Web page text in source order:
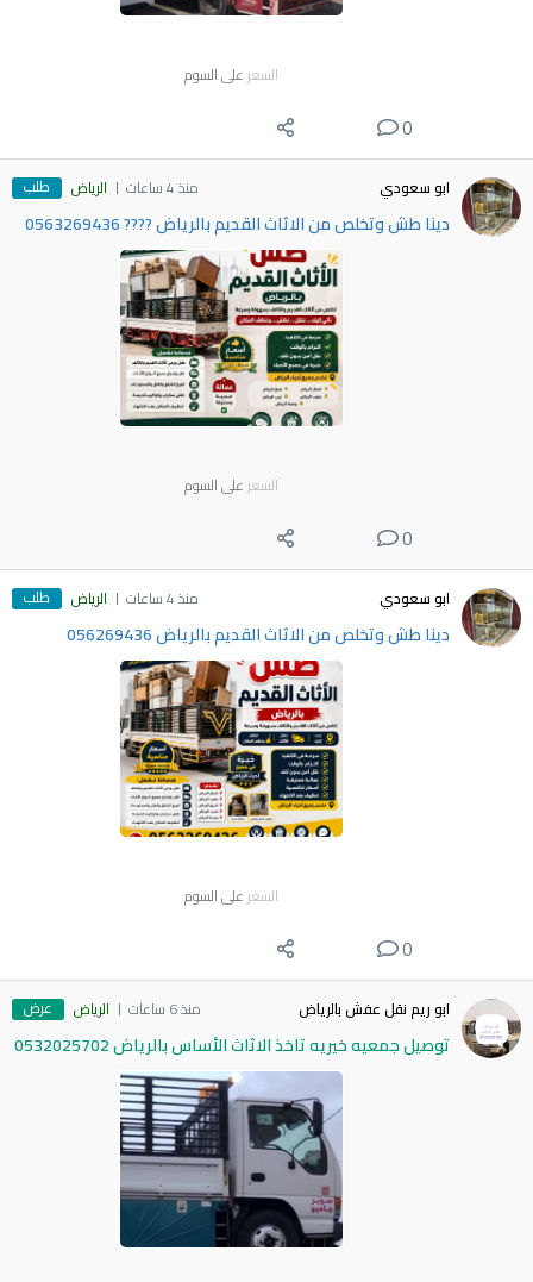
السعر على السوم
0
ابو سعودي منذ 4 ساعات الرياض طلب
دينا طش وتخلص من الاثاث القديم بالرياض ???? 0563269436
السعر على السوم
0
ابو سعودي منذ 4 ساعات الرياض طلب
دينا طش وتخلص من الاثاث القديم بالرياض 056269436
السعر على السوم
0
ابو ريم نقل عفش بالرياض منذ 6 ساعات الرياض عرض
توصيل جمعيه خيريه تاخذ الاثاث الأساس بالرياض 0532025702